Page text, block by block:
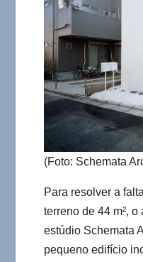
(Foto: Schemata
Para resolver a
terreno de 44 m²,
estúdio Schemata
pequeno edifício